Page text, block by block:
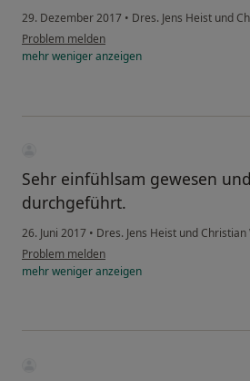
29. Dezember 2017 • Dres. Jens Heist und
Problem melden
mehrwenigeranzeigen
Sehr einfühlsam gewesen
durchgeführt.
26. Juni 2017 • Dres. Jens Heist und
Problem melden
mehrwenigeranzeigen